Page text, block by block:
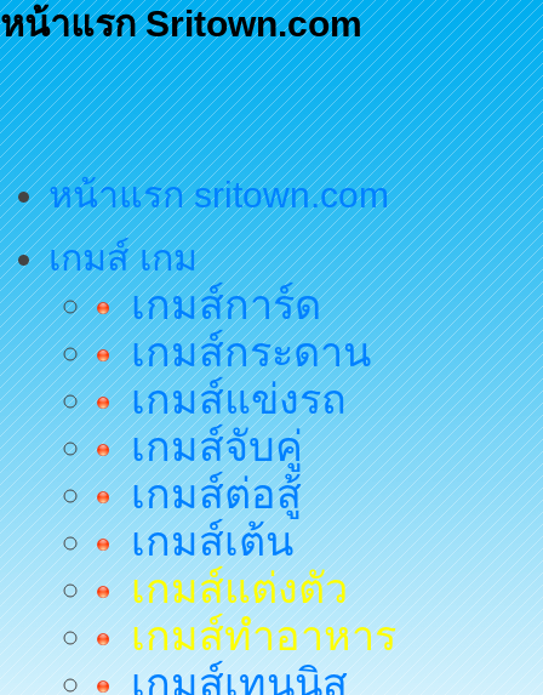
หน้าแรก Sritown.com
หน้าแรก sritown.com
เกมส์ เกม
เกมส์การ์ด
เกมส์กระดาน
เกมส์แข่งรถ
เกมส์จับคู่
เกมส์ต่อสู้
เกมส์เต้น
เกมส์แต่งตัว
เกมส์ทำอาหาร
เกมส์เทนนิส